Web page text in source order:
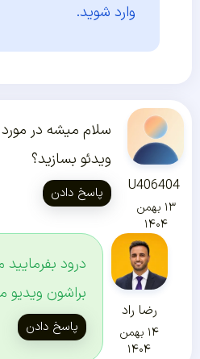
وارد شوید.
U406404
۱۳ بهمن
۱۴۰۴
سلام میشه در
ویدئو بسازید؟
پاسخ دادن
رضا راد
۱۴ بهمن
۱۴۰۴
درود
براشون ویدیو
پاسخ دادن